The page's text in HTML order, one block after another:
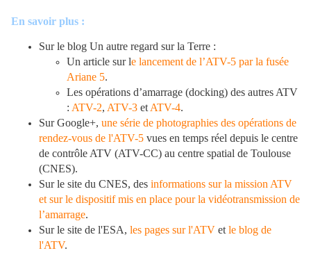
En savoir plus :
Sur le blog Un autre regard sur la Terre :
Un article sur le lancement de l’ATV-5 par la fusée
Ariane 5.
Les opérations d’amarrage (docking) des autres ATV
: ATV-2, ATV-3 et ATV-4.
Sur Google+, une série de photographies des opérations de
rendez-vous de l'ATV-5 vues en temps réel depuis le centre
de contrôle ATV (ATV-CC) au centre spatial de Toulouse
(CNES).
Sur le site du CNES, des informations sur la mission ATV
et sur le dispositif mis en place pour la vidéotransmission de
l’amarrage.
Sur le site de l'ESA, les pages sur l'ATV et le blog de
l'ATV.